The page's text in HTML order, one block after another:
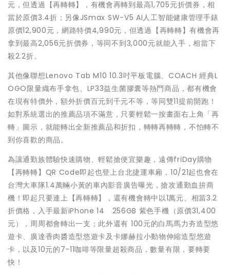
元，但透過【再轉轉】，有機會再轉到最高1,705元折價券，相
當於原價3.4折；另像JSmax SW-V5 AI人工智能健康管理手錶
原價12,900元，網路特價4,990元，但透過【再轉轉】有機會再
拿到最高2,056元折價券，等同不到3,000元就能入手，相當下
殺2.2折。
其他像聯想Lenovo Tab M10 10.3吋平板電腦、COACH 經典L
OGO限量織布手拿包、LP33益生菌膠囊等熱門商品，都有機會
在現有特價外，額外折價百元到千元不等，等同雙11提前開跑！
如對系統選出的推薦品項不滿意，只要輕鬆一按畫面右上角「再
轉」圖示，就能轉出全新推薦品和折扣，轉轉再轉轉，不怕轉不
到你喜歡的商品。
為讓通勤族體驗快速購物、輕鬆搶便宜樂趣，遠傳friDay購物
【再轉轉】QR Code即起也登上台北捷運車廂，10/21起也會在
台灣大車隊1.4萬輛小黃的車內影音廣告曝光，搶攻通勤血拚商
機！即起只要連上【再轉轉】，還有機會轉中以1萬元、相當3.2
折價格，入手最新iPhone 14 256GB 紫色手機（原價31,400
元），周周都會轉出一支；此外還有 100元的白馬馬力夯造型悠
遊卡、廣達香肉醬造型悠遊卡及卡娜赫拉小動物伸縮造型悠遊
卡，以及10元的7-11咖啡等限量超殺商品，數量有限，要轉要
快！